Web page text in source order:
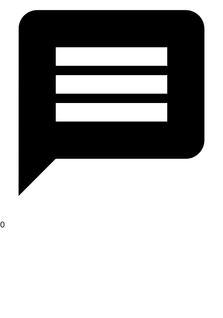
0